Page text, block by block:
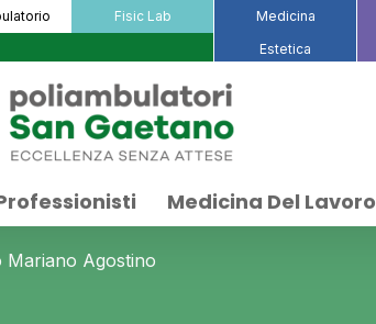
Fisic Lab
Medicina
Estetica
Medicina Del Lavoro
Mariano Agostino